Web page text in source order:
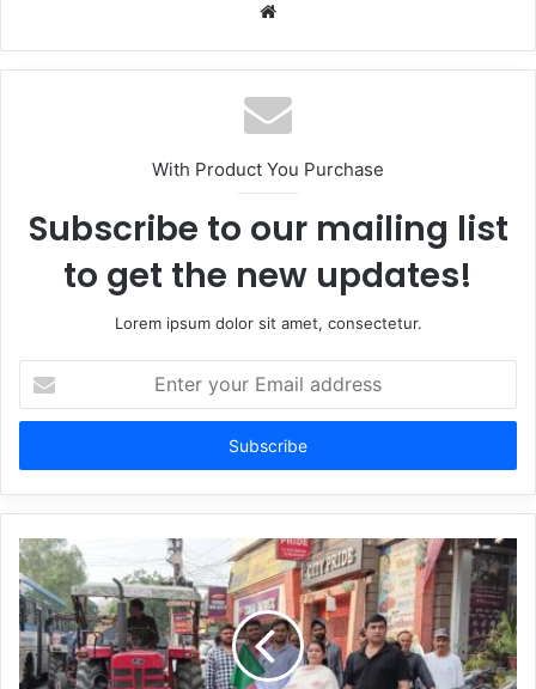
Website
With Product You Purchase
Subscribe to our mailing list
to get the new updates!
Lorem ipsum dolor sit amet, consectetur.
your
Email